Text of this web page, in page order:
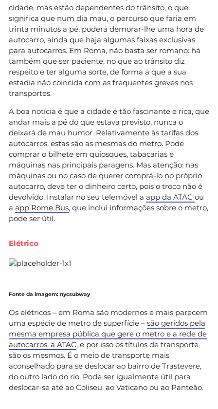
cidade, mas estão dependentes do trânsito, o que
significa que num dia mau, o percurso que faria em
trinta minutos a pé, poderá demorar-lhe uma hora de
autocarro, ainda que haja algumas faixas exclusivas
para autocarros. Em Roma, não basta ser romano: há
também que ser paciente, no que ao trânsito diz
respeito e ter alguma sorte, de forma a que a sua
estadia não coincida com as frequentes greves nos
transportes.
A boa notícia é que a cidade é tão fascinante e rica, que
andar mais a pé do que estava previsto, nunca o
deixará de mau humor. Relativamente às tarifas dos
autocarros, estas são as mesmas do metro. Pode
comprar o bilhete em quiosques, tabacarias e
máquinas nas principais paragens. Mas atenção: nas
máquinas ou no caso de querer comprá-lo no próprio
autocarro, deve ter o dinheiro certo, pois o troco não é
devolvido. Instalar no seu telemóvel a app da ATAC ou
a app Rome Bus, que inclui informações sobre o metro,
pode ser útil.
Elétrico
Fonte da imagem: nycsubway
Os elétricos – em Roma são modernos e mais parecem
uma espécie de metro de superfície – são geridos pela
mesma empresa pública que gere o metro e a rede de
autocarros, a ATAC, e por isso os títulos de transporte
são os mesmos. É o meio de transporte mais
aconselhado para se deslocar ao bairro de Trastevere,
do outro lado do rio. Pode ser igualmente útil para
deslocar-se até ao Coliseu, ao Vaticano ou ao Panteão.